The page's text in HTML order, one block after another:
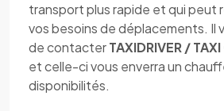
transport plus rapide et qui peut
vos besoins de déplacements. Il
de contacterTAXIDRIVER /
et celle-ci vous enverra un
disponibilités.